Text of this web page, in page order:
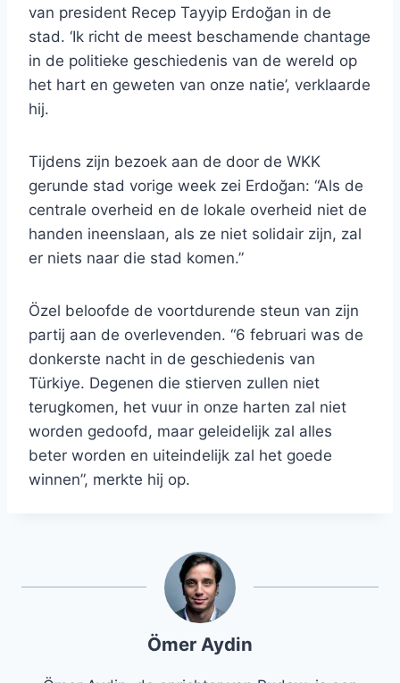
van president Recep Tayyip Erdoğan in de
stad. ‘Ik richt de meest beschamende chantage
in de politieke geschiedenis van de wereld op
het hart en geweten van onze natie’, verklaarde
hij.
Tijdens zijn bezoek aan de door de WKK
gerunde stad vorige week zei Erdoğan: “Als de
centrale overheid en de lokale overheid niet de
handen ineenslaan, als ze niet solidair zijn, zal
er niets naar die stad komen.”
Özel beloofde de voortdurende steun van zijn
partij aan de overlevenden. “6 februari was de
donkerste nacht in de geschiedenis van
Türkiye. Degenen die stierven zullen niet
terugkomen, het vuur in onze harten zal niet
worden gedoofd, maar geleidelijk zal alles
beter worden en uiteindelijk zal het goede
winnen”, merkte hij op.
Ömer Aydin